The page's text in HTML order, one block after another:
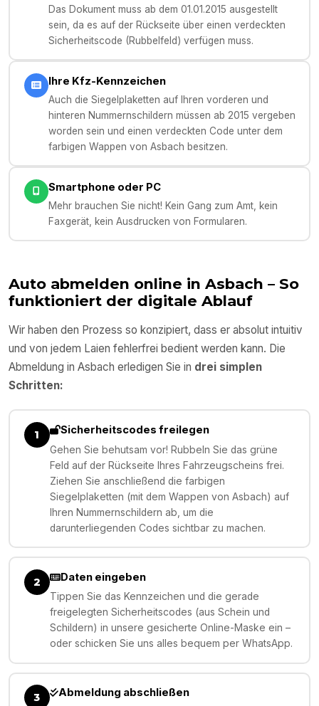
Das Dokument muss ab dem 01.01.2015 ausgestellt
sein, da es auf der Rückseite über einen verdeckten
Sicherheitscode (Rubbelfeld) verfügen muss.
Ihre Kfz-Kennzeichen
Auch die Siegelplaketten auf Ihren vorderen und
hinteren Nummernschildern müssen ab 2015 vergeben
worden sein und einen verdeckten Code unter dem
farbigen Wappen von Asbach besitzen.
Smartphone oder PC
Mehr brauchen Sie nicht! Kein Gang zum Amt, kein
Faxgerät, kein Ausdrucken von Formularen.
Auto abmelden online in Asbach – So
funktioniert der digitale Ablauf
Wir haben den Prozess so konzipiert, dass er absolut intuitiv
und von jedem Laien fehlerfrei bedient werden kann. Die
Abmeldung in Asbach erledigen Sie in drei simplen
Schritten:
1 Sicherheitscodes freilegen
Gehen Sie behutsam vor! Rubbeln Sie das grüne
Feld auf der Rückseite Ihres Fahrzeugscheins frei.
Ziehen Sie anschließend die farbigen
Siegelplaketten (mit dem Wappen von Asbach) auf
Ihren Nummernschildern ab, um die
darunterliegenden Codes sichtbar zu machen.
2 Daten eingeben
Tippen Sie das Kennzeichen und die gerade
freigelegten Sicherheitscodes (aus Schein und
Schildern) in unsere gesicherte Online-Maske ein –
oder schicken Sie uns alles bequem per WhatsApp.
3 Abmeldung abschließen